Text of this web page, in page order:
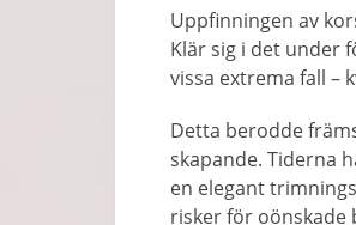
Uppfinningen av
Klär sig i det under
vissa extrema fall –
Detta berodde
skapande. Tiderna
en elegant
risker för oönskade